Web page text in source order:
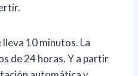
10 minutos. La
de 24 horas. Y a partir